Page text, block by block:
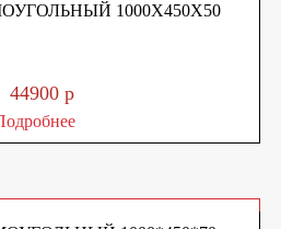
1000Х450Х50
44900 р